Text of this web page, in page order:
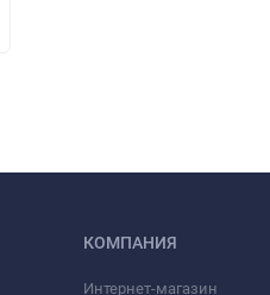
КОМПАНИЯ
Интернет-магазин